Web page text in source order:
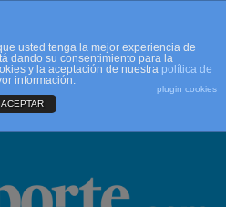
usted tenga la mejor experiencia de
dando su consentimiento para la
y la aceptación de nuestra política de
información.
plugin cookies
ACEPTAR